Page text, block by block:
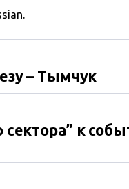
– Тымчук
к